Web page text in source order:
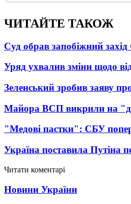
ЧИТАЙТЕ ТАКОЖ
Суд обрав запобіжний
Уряд ухвалив зміни щодо
Зеленський зробив заяву
Майора ВСП викрили на
"Медові пастки": СБУ
Україна поставила Путіна
Читати коментарі
Новини України